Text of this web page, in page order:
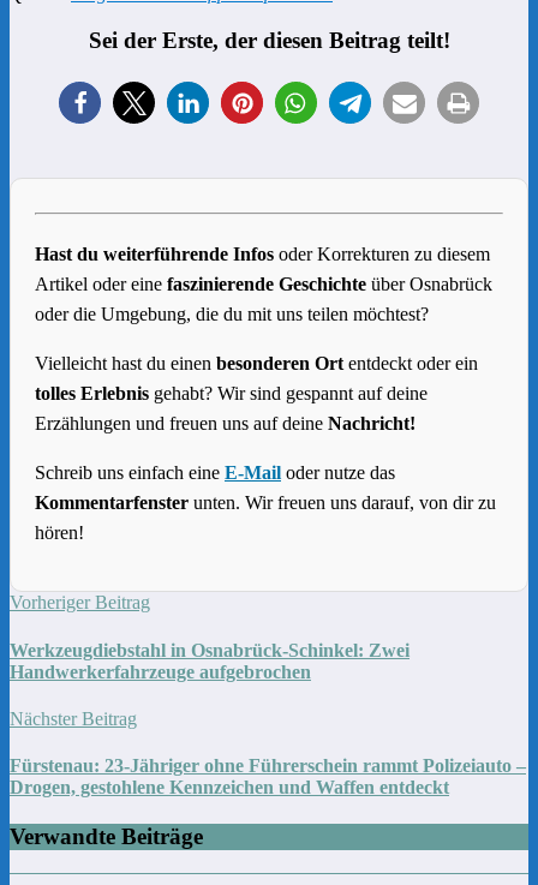
Sei der Erste, der diesen Beitrag teilt!
Hast du weiterführende Infos oder Korrekturen zu diesem
Artikel oder eine faszinierende Geschichte über Osnabrück
oder die Umgebung, die du mit uns teilen möchtest?
Vielleicht hast du einen besonderen Ort entdeckt oder ein
tolles Erlebnis gehabt? Wir sind gespannt auf deine
Erzählungen und freuen uns auf deine Nachricht!
Schreib uns einfach eine E-Mail oder nutze das
Kommentarfenster unten. Wir freuen uns darauf, von dir zu
hören!
Vorheriger Beitrag
Werkzeugdiebstahl in Osnabrück-Schinkel: Zwei
Handwerkerfahrzeuge aufgebrochen
Nächster Beitrag
Fürstenau: 23-Jähriger ohne Führerschein rammt Polizeiauto –
Drogen, gestohlene Kennzeichen und Waffen entdeckt
Verwandte Beiträge